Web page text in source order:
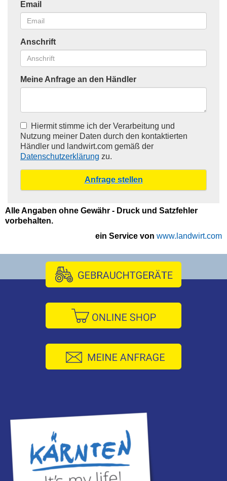
Email
Anschrift
Meine Anfrage an den Händler
Hiermit stimme ich der Verarbeitung und
Nutzung meiner Daten durch den kontaktierten
Händler und landwirt.com gemäß der
Datenschutzerklärung zu.
Alle Angaben ohne Gewähr - Druck und Satzfehler
vorbehalten.
ein Service von www.landwirt.com